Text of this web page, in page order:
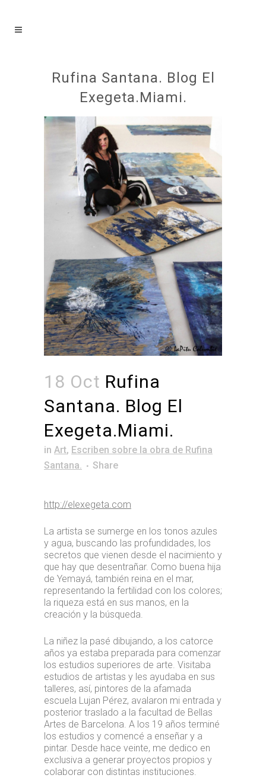
Rufina Santana. Blog El
Exegeta.Miami.
18 Oct Rufina
Santana. Blog El
Exegeta.Miami.
in Art, Escriben sobre la obra de Rufina
Santana.
Share
http://elexegeta.com
La artista se sumerge en los tonos azules
y agua, buscando las profundidades, los
secretos que vienen desde el nacimiento y
que hay que desentrañar. Como buena hija
de Yemayá, también reina en el mar,
representando la fertilidad con los colores;
la riqueza está en sus manos, en la
creación y la búsqueda.
La niñez la pasé dibujando, a los catorce
años ya estaba preparada para comenzar
los estudios superiores de arte. Visitaba
estudios de artistas y les ayudaba en sus
talleres, así, pintores de la afamada
escuela Lujan Pérez, avalaron mi entrada y
posterior traslado a la facultad de Bellas
Artes de Barcelona. A los 19 años terminé
los estudios y comencé a enseñar y a
pintar. Desde hace veinte, me dedico en
exclusiva a generar proyectos propios y
colaborar con distintas instituciones.